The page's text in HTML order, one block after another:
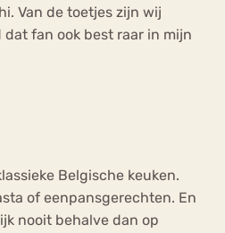
Van de toetjes zijn wij
fan ook best raar in mijn
Belgische keuken.
of eenpansgerechten. En
nooit behalve dan op